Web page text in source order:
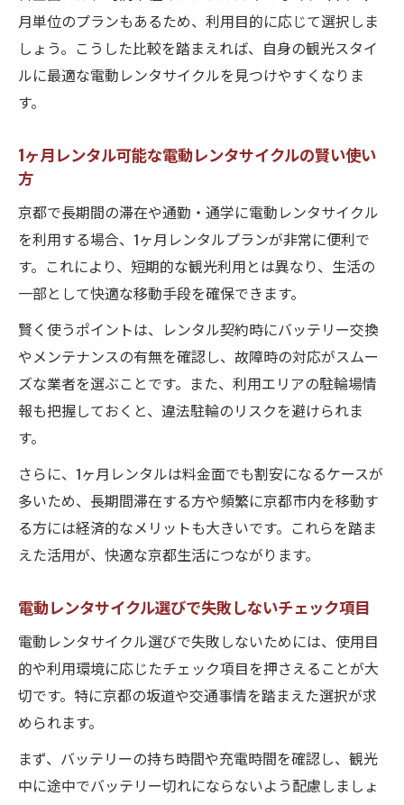
月単位のプランもあるため、利用目的に応じて選択しま
しょう。こうした比較を踏まえれば、自身の観光スタイ
ルに最適な電動レンタサイクルを見つけやすくなりま
す。
1ヶ月レンタル可能な電動レンタサイクルの賢い使い
方
京都で長期間の滞在や通勤・通学に電動レンタサイクル
を利用する場合、1ヶ月レンタルプランが非常に便利で
す。これにより、短期的な観光利用とは異なり、生活の
一部として快適な移動手段を確保できます。
賢く使うポイントは、レンタル契約時にバッテリー交換
やメンテナンスの有無を確認し、故障時の対応がスムー
ズな業者を選ぶことです。また、利用エリアの駐輪場情
報も把握しておくと、違法駐輪のリスクを避けられま
す。
さらに、1ヶ月レンタルは料金面でも割安になるケースが
多いため、長期間滞在する方や頻繁に京都市内を移動す
る方には経済的なメリットも大きいです。これらを踏ま
えた活用が、快適な京都生活につながります。
電動レンタサイクル選びで失敗しないチェック項目
電動レンタサイクル選びで失敗しないためには、使用目
的や利用環境に応じたチェック項目を押さえることが大
切です。特に京都の坂道や交通事情を踏まえた選択が求
められます。
まず、バッテリーの持ち時間や充電時間を確認し、観光
中に途中でバッテリー切れにならないよう配慮しましょ